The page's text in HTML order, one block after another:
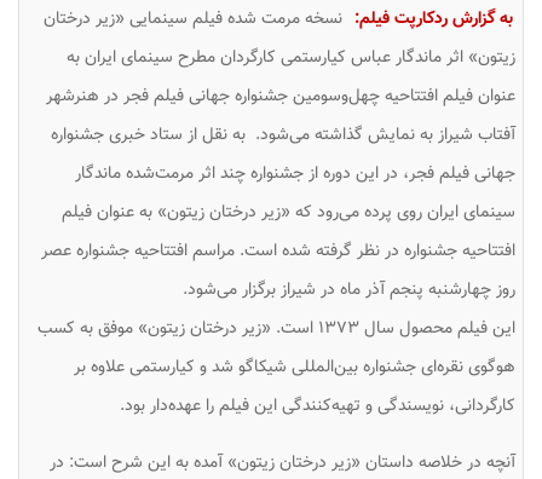
به گزارش ردکارپت فیلم: نسخه مرمت شده فیلم سینمایی «زیر درختان
زیتون» اثر ماندگار عباس کیارستمی کارگردان مطرح سینمای ایران به
عنوان فیلم افتتاحیه چهل‌وسومین جشنواره جهانی فیلم فجر در هنرشهر
آفتاب شیراز به نمایش گذاشته می‌شود. به نقل از ستاد خبری جشنواره
جهانی فیلم فجر، در این دوره از جشنواره چند اثر مرمت‌شده ماندگار
سینمای ایران روی پرده می‌رود که «زیر درختان زیتون» به عنوان فیلم
افتتاحیه جشنواره در نظر گرفته شده است. مراسم افتتاحیه جشنواره عصر
روز چهارشنبه پنجم آذر ماه در شیراز برگزار می‌شود.
این فیلم محصول سال ۱۳۷۳ است. «زیر درختان زیتون» موفق به کسب
هوگوی نقره‌ای جشنواره بین‌المللی شیکاگو شد و کیارستمی علاوه بر
کارگردانی، نویسندگی و تهیه‌کنندگی این فیلم را عهده‌دار بود.
آنچه در خلاصه داستان «زیر درختان زیتون» آمده به این شرح است: در